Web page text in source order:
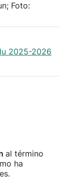
Foto:
2025-2026
al término
ha